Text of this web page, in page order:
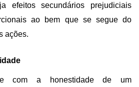
efeitos secundários prejudiciais
ao bem que se segue do
ações.
com a honestidade de um